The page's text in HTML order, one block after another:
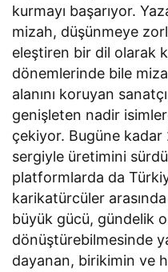
kurmayı başarıyor.
mizah, düşünmeye
eleştiren bir dil olarak
dönemlerinde bile
alanını koruyan
genişleten nadir
çekiyor. Bugüne kadar
sergiyle üretimini
platformlarda da
karikatürcüler
büyük gücü, gündelik
dönüştürebilmesinde
dayanan, birikimin ve